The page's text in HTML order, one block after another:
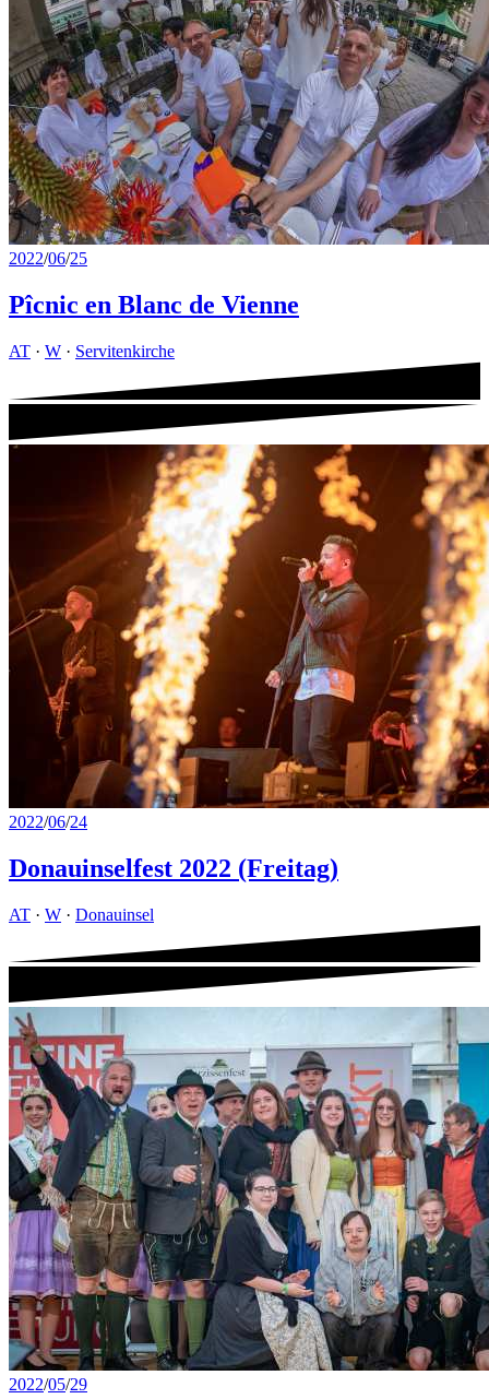
2022/06/25
Pîcnic en Blanc de Vienne
AT · W · Servitenkirche
2022/06/24
Donauinselfest 2022 (Freitag)
AT · W · Donauinsel
2022/05/29